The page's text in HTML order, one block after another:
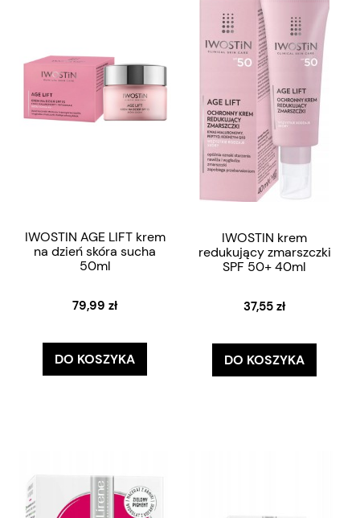
IWOSTIN AGE LIFT krem
na dzień skóra sucha
50ml
79,99 zł
DO KOSZYKA
IWOSTIN krem
redukujący zmarszczki
SPF 50+ 40ml
37,55 zł
DO KOSZYKA